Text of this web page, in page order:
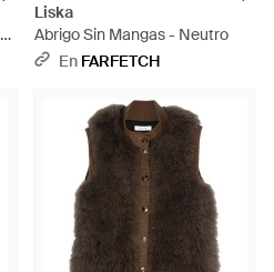
Liska
Abrigo Sin Mangas - Neutro
En FARFETCH